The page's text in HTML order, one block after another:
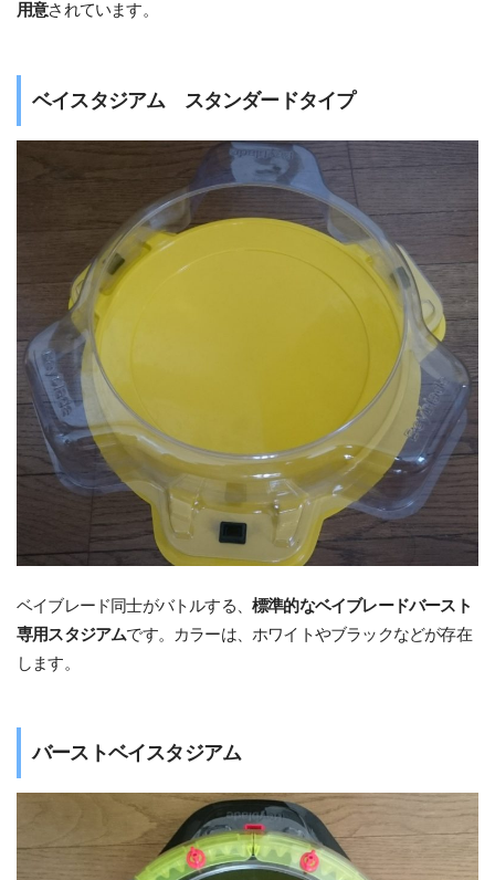
用意されています。
ベイスタジアム スタンダードタイプ
ベイブレード同士がバトルする、 標準的なベイブレードバースト
専用スタジアムです。カラーは、ホワイトやブラックなどが存在
します。
バーストベイスタジアム